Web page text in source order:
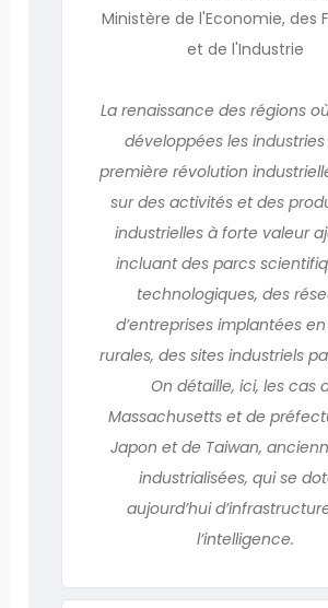
Ministère de l'Economie, des
et de l'Industrie
La renaissance des régions
développées les
première révolution
sur des activités et des
industrielles à forte valeur
incluant des parcs
technologiques, des
d’entreprises implantées
rurales, des sites industriels
On détaille, ici, les cas
Massachusetts et de
Japon et de Taiwan,
industrialisées, qui se
aujourd’hui
l’intelligence.